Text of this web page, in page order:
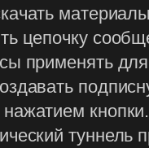
цепочку
применять
кнопки.